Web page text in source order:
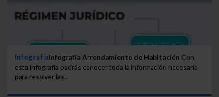
InfografíaInfografía Arrendamiento de Habitación Con
esta infografía podrás conocer toda la información necesaria
para resolver las...